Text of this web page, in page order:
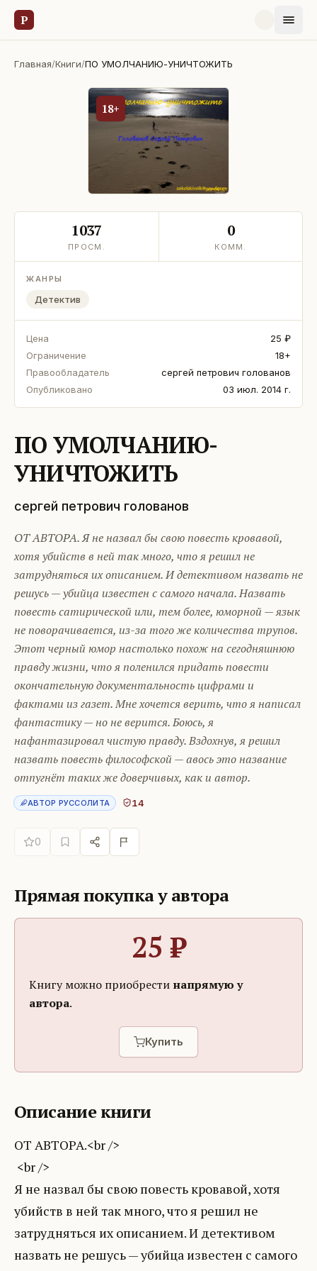
Р
Главная/Книги/ПО УМОЛЧАНИЮ-УНИЧТОЖИТЬ
18+
1037
ПРОСМ.
0
КОММ.
ЖАНРЫ
Детектив
Цена
25 ₽
Ограничение
18+
Правообладатель
сергей петрович голованов
Опубликовано
03 июл. 2014 г.
ПО УМОЛЧАНИЮ-
УНИЧТОЖИТЬ
сергей петрович голованов
ОТ АВТОРА. Я не назвал бы свою повесть кровавой,
хотя убийств в ней так много, что я решил не
затрудняться их описанием. И детективом назвать не
решусь — убийца известен с самого начала. Назвать
повесть сатирической или, тем более, юморной — язык
не поворачивается, из-за того же количества трупов.
Этот черный юмор настолько похож на сегодняшнюю
правду жизни, что я поленился придать повести
окончательную документальность цифрами и
фактами из газет. Мне хочется верить, что я написал
фантастику — но не верится. Боюсь, я
нафантазировал чистую правду. Вздохнув, я решил
назвать повесть философской — авось это название
отпугнёт таких же доверчивых, как и автор.
АВТОР РУССОЛИТА 14
0
Прямая покупка у автора
25 ₽
Книгу можно приобрести напрямую у
автора.
Купить
Описание книги
ОТ АВТОРА.<br />
<br />
Я не назвал бы свою повесть кровавой, хотя
убийств в ней так много, что я решил не
затрудняться их описанием. И детективом
назвать не решусь — убийца известен с самого